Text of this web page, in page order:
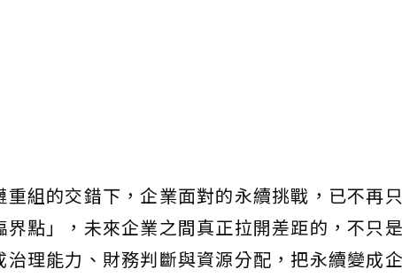
組的交錯下，企業面對的永續挑戰，已不再
點」，未來企業之間真正拉開差距的，不只
理能力、財務判斷與資源分配，把永續變成